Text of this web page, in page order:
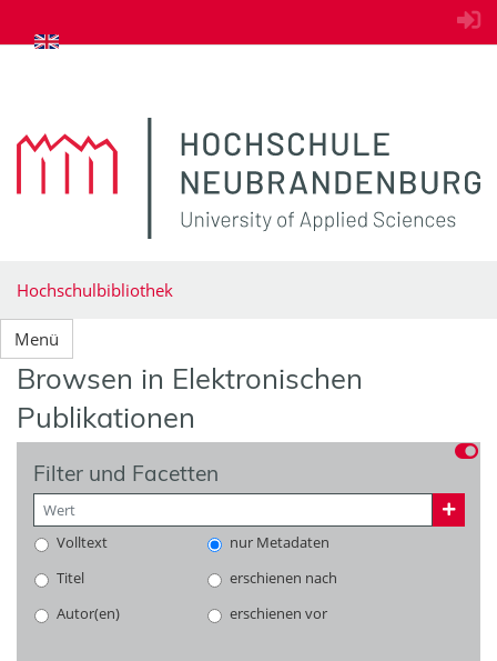
zum Inhalt springen
Hochschulbibliothek
Menü
Browsen in Elektronischen
Publikationen
Filter und Facetten
Volltext
nur Metadaten
Titel
erschienen nach
Autor(en)
erschienen vor